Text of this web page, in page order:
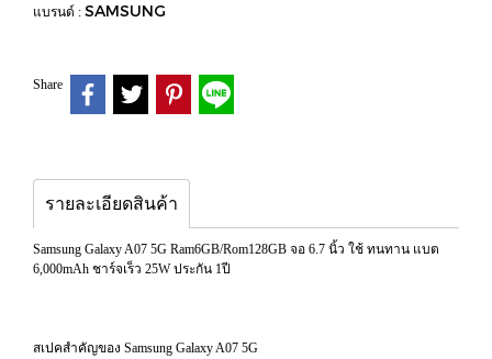
แบรนด์ : SAMSUNG
Share
รายละเอียดสินค้า
Samsung Galaxy A07 5G Ram6GB/Rom128GB จอ 6.7 นิ้ว ใช้ ทนทาน แบต
6,000mAh ชาร์จเร็ว 25W ประกัน 1ปี
สเปคสำคัญของ Samsung Galaxy A07 5G